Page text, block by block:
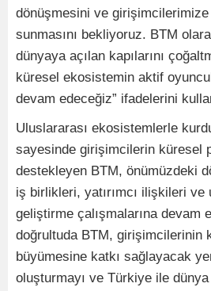
dönüşmesini ve
sunmasını bekliyoruz. BTM
dünyaya açılan kapılarını
küresel ekosistemin aktif
devam edeceğiz” ifadelerini
Uluslararası ekosistemlerle
sayesinde girişimcilerin küresel
destekleyen BTM, önümüzdeki
iş birlikleri, yatırımcı ilişkileri ve
geliştirme çalışmalarına devam
doğrultuda BTM, girişimcilerinin
büyümesine katkı sağlayacak
oluşturmayı ve Türkiye ile